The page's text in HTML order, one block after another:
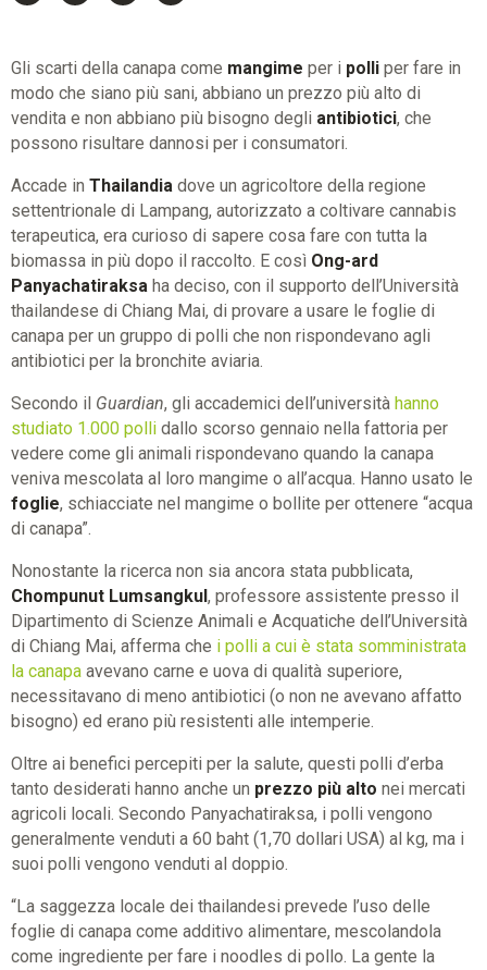
Gli scarti della canapa come mangime per i polli per fare in
modo che siano più sani, abbiano un prezzo più alto di
vendita e non abbiano più bisogno degli antibiotici, che
possono risultare dannosi per i consumatori.
Accade in Thailandia dove un agricoltore della regione
settentrionale di Lampang, autorizzato a coltivare cannabis
terapeutica, era curioso di sapere cosa fare con tutta la
biomassa in più dopo il raccolto. E così Ong-ard
Panyachatiraksa ha deciso, con il supporto dell’Università
thailandese di Chiang Mai, di provare a usare le foglie di
canapa per un gruppo di polli che non rispondevano agli
antibiotici per la bronchite aviaria.
Secondo il Guardian, gli accademici dell’università hanno
studiato 1.000 polli dallo scorso gennaio nella fattoria per
vedere come gli animali rispondevano quando la canapa
veniva mescolata al loro mangime o all’acqua. Hanno usato le
foglie, schiacciate nel mangime o bollite per ottenere “acqua
di canapa”.
Nonostante la ricerca non sia ancora stata pubblicata,
Chompunut Lumsangkul , professore assistente presso il
Dipartimento di Scienze Animali e Acquatiche dell’Università
di Chiang Mai, afferma che i polli a cui è stata somministrata
la canapa avevano carne e uova di qualità superiore,
necessitavano di meno antibiotici (o non ne avevano affatto
bisogno) ed erano più resistenti alle intemperie.
Oltre ai benefici percepiti per la salute, questi polli d’erba
tanto desiderati hanno anche un prezzo più alto nei mercati
agricoli locali. Secondo Panyachatiraksa, i polli vengono
generalmente venduti a 60 baht (1,70 dollari USA) al kg, ma i
suoi polli vengono venduti al doppio.
“La saggezza locale dei thailandesi prevede l’uso delle
foglie di canapa come additivo alimentare, mescolandola
come ingrediente per fare i noodles di pollo. La gente la